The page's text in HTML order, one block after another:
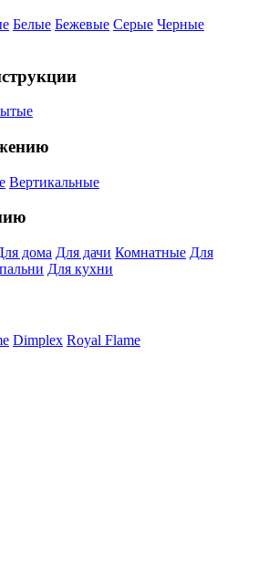
Белые Бежевые Серые Черные
Вертикальные
дома Для дачи Комнатные Для
Для кухни
Dimplex Royal Flame